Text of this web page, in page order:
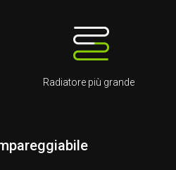
Radiatore più grande